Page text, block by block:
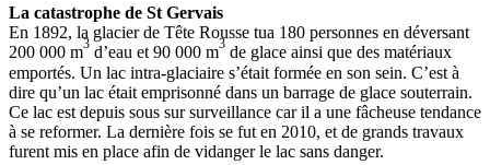
La catastrophe de St Gervais
En 1892, la glacier de Tête Rousse tua 180 personnes en déversant
200 000 m3 d’eau et 90 000 m3 de glace ainsi que des matériaux
emportés. Un lac intra-glaciaire s’était formée en son sein. C’est à
dire qu’un lac était emprisonné dans un barrage de glace souterrain.
Ce lac est depuis sous sur surveillance car il a une fâcheuse tendance
à se reformer. La dernière fois se fut en 2010, et de grands travaux
furent mis en place afin de vidanger le lac sans danger.